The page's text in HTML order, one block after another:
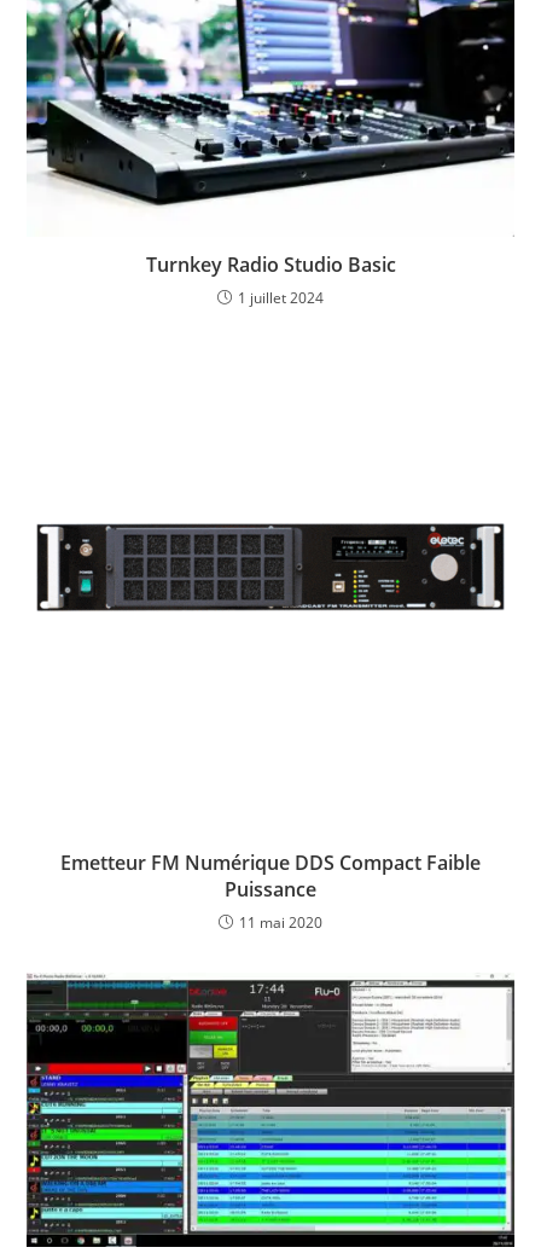
Turnkey Radio Studio Basic
1 juillet 2024
Emetteur FM Numérique DDS Compact Faible
Puissance
11 mai 2020